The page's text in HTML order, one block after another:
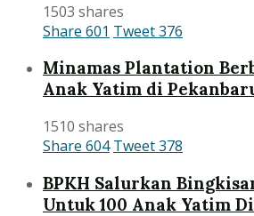
1503 shares
Share 601 Tweet376
Minamas Plantation
Anak Yatim di
1510 shares
Share 604 Tweet378
BPKH Salurkan
Untuk 100 Anak Yatim